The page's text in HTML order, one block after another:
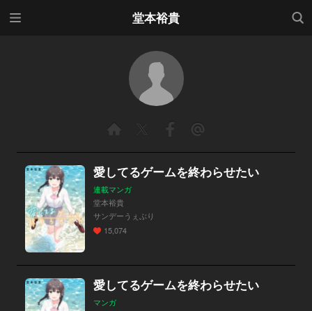
堂本裕貴
検索
愛してるゲームを終わらせたい
連載マンガ
堂本裕貴
サンデーうぇぶり
15,074
愛してるゲームを終わらせたい
マンガ